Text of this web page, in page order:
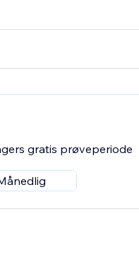
gratis prøveperiode